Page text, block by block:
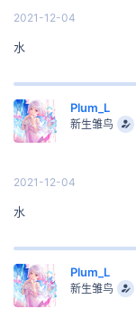
2021-12-04
水
Plum_L
新生雏鸟
2021-12-04
水
Plum_L
新生雏鸟